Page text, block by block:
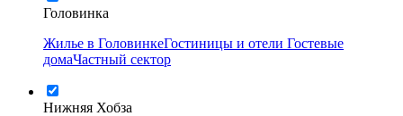
Головинка
Жилье в ГоловинкеГостиницы и отели Гостевые
домаЧастный сектор
Нижняя Хобза